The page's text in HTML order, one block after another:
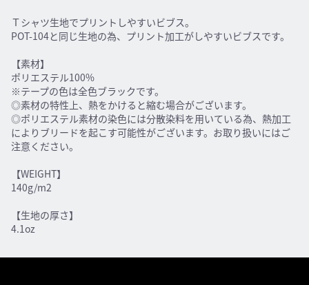
Ｔシャツ生地でプリントしやすいビブス。
POT-104と同じ生地の為、プリント加工がしやすいビブスです。
【素材】
ポリエステル100%
※テープの色は全色ブラックです。
◎素材の特性上、熱をかけると縮む場合がございます。
◎ポリエステル素材の染色には分散染料を用いている為、熱加工
によりブリードを起こす可能性がございます。お取り扱いにはご
注意ください。
【WEIGHT】
140g/m2
【生地の厚さ】
4.1oz